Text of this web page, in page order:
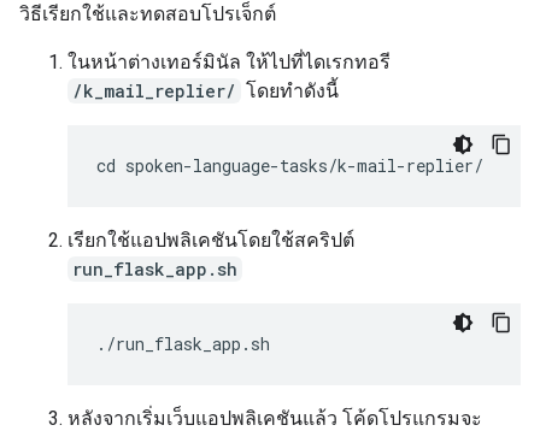
วิธีเรียกใช้และทดสอบโปรเจ็กต์
ในหน้าต่างเทอร์มินัล ให้ไปที่ไดเรกทอรี
/k_mail_replier/ โดยทำดังนี้
เรียกใช้แอปพลิเคชันโดยใช้สคริปต์
run_flask_app.sh
หลังจากเริ่มเว็บแอปพลิเคชันแล้ว โค้ดโปรแกรมจะ